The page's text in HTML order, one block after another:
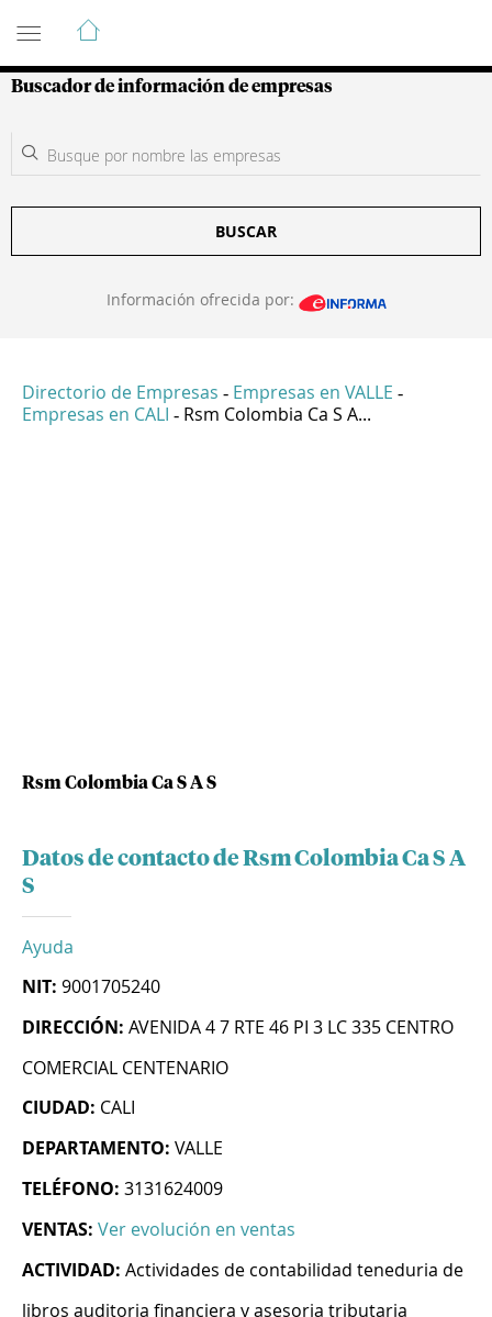
Guía de Empresas Colombianas
Buscador de información de empresas
BUSCAR
Información ofrecida por:
Directorio de Empresas - Empresas en VALLE -
Empresas en CALI - Rsm Colombia Ca S A...
Rsm Colombia Ca S A S
Datos de contacto de Rsm Colombia Ca S A
S
Ayuda
NIT: 9001705240
DIRECCIÓN: AVENIDA 4 7 RTE 46 PI 3 LC 335 CENTRO
COMERCIAL CENTENARIO
CIUDAD: CALI
DEPARTAMENTO: VALLE
TELÉFONO: 3131624009
VENTAS: Ver evolución en ventas
ACTIVIDAD: Actividades de contabilidad teneduria de
libros auditoria financiera y asesoria tributaria